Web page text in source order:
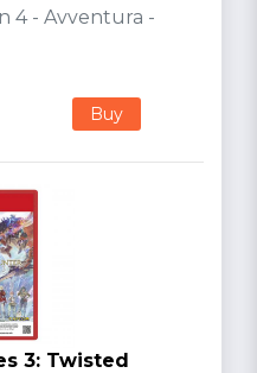
4 - Avventura -
Buy
3: Twisted